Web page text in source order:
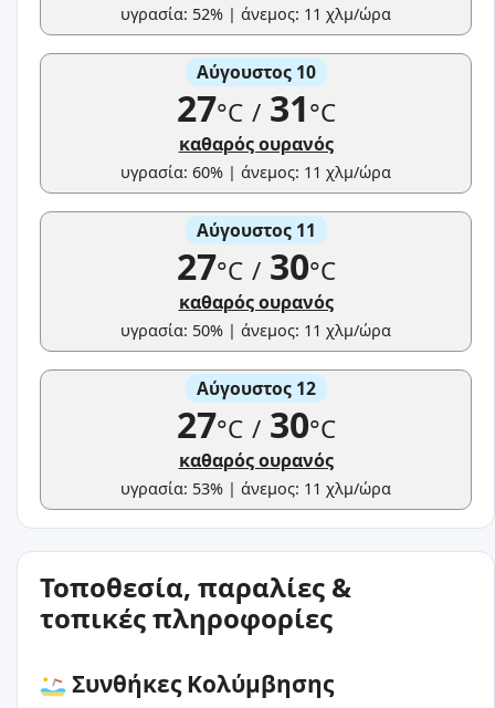
υγρασία: 52% | άνεμος: 11 χλμ/ώρα
Αύγουστος 10
27°C /31°C
καθαρός ουρανός
υγρασία: 60% | άνεμος: 11 χλμ/ώρα
Αύγουστος 11
27°C /30°C
καθαρός ουρανός
υγρασία: 50% | άνεμος: 11 χλμ/ώρα
Αύγουστος 12
27°C /30°C
καθαρός ουρανός
υγρασία: 53% | άνεμος: 11 χλμ/ώρα
Τοποθεσία, παραλίες &
τοπικές πληροφορίες
Συνθήκες Κολύμβησης